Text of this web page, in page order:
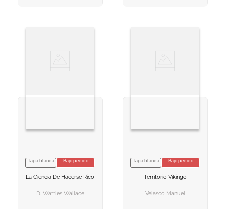
VER INFORMACION
Tapa blanda Bajo pedido
La Ciencia De Hacerse Rico
D. Wattles Wallace
VER INFORMACION
Tapa blanda Bajo pedido
Territorio Vikingo
Velasco Manuel